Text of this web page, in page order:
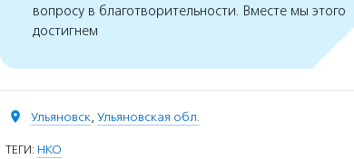
вопросу в благотворительности. Вместе мы этого
достигнем
Ульяновск, Ульяновская обл.
ТЕГИ: НКО